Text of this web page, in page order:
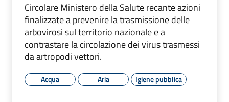
Circolare Ministero della Salute recante azioni
finalizzate a prevenire la trasmissione delle
arbovirosi sul territorio nazionale e a
contrastare la circolazione dei virus trasmessi
da artropodi vettori.
Acqua Aria Igiene pubblica